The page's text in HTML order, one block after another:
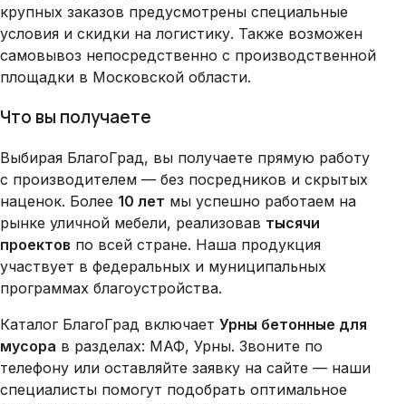
крупных заказов предусмотрены специальные
условия и скидки на логистику. Также возможен
самовывоз непосредственно с производственной
площадки в Московской области.
Что вы получаете
Выбирая БлагоГрад, вы получаете прямую работу
с производителем — без посредников и скрытых
наценок. Более 10 лет мы успешно работаем на
рынке уличной мебели, реализовав тысячи
проектов по всей стране. Наша продукция
участвует в федеральных и муниципальных
программах благоустройства.
Каталог БлагоГрад включает Урны бетонные для
мусора в разделах: МАФ, Урны. Звоните по
телефону или оставляйте заявку на сайте — наши
специалисты помогут подобрать оптимальное